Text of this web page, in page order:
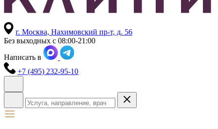
г. Москва, Нахимовский пр-т, д. 56
Без выходных с 08:00-21:00
Написать в
+7 (495) 232-95-10